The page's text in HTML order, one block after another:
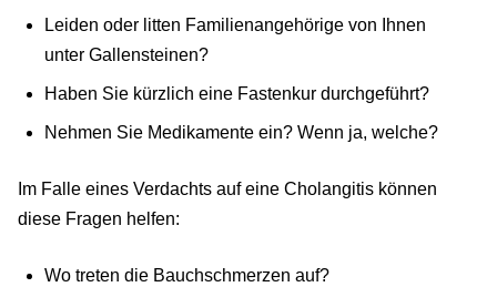
Leiden oder litten Familienangehörige von Ihnen
unter Gallensteinen?
Haben Sie kürzlich eine Fastenkur durchgeführt?
Nehmen Sie Medikamente ein? Wenn ja, welche?
Im Falle eines Verdachts auf eine Cholangitis können
diese Fragen helfen:
Wo treten die Bauchschmerzen auf?